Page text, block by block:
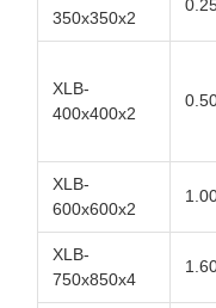
350x350x2
XLB-
400x400x2
XLB-
600x600x2
XLB-
750x850x4